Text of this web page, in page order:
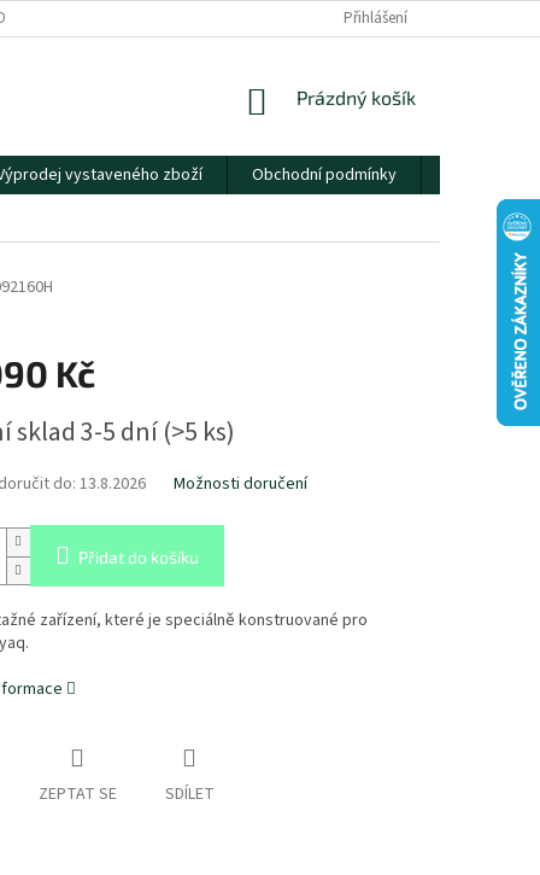
ÚDAJŮ Přihlášení
NÁKUPNÍ
Prázdný košík
vystaveného zboží Obchodní podmínky
Kč
sklad 3-5 dní(>5 ks)
do: 13.8.2026 Možnosti doručení
Přidat do košíku
zařízení, které je speciálně konstruované pro
ZEPTAT SE SDÍLET